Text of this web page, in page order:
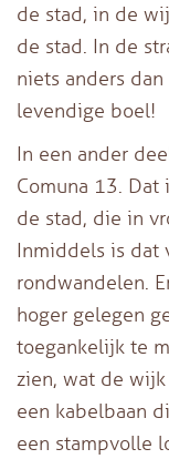
de stad, in de
de stad. In de
niets anders
levendige boel!
In een ander
Comuna 13.
de stad, die in
Inmiddels is dat
rondwandelen.
hoger gelegen
toegankelijk te
zien, wat de wijk
een kabelbaan
een stampvolle